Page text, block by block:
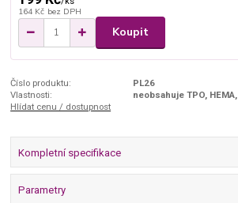
164 Kč bez DPH
Koupit
Číslo produktu:
PL26
Vlastnosti:
neobsahuje TPO,
Hlídat cenu / dostupnost
Kompletní specifikace
Parametry